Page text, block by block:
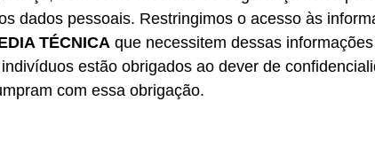
dados pessoais. Restringimos o acesso às
TÉCNICA que necessitem dessas
estão obrigados ao dever de
com essa obrigação.